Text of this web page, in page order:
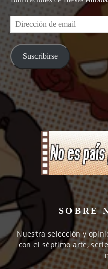
Dirección
de
email
Suscribirse
SOBRE
Nuestra selección y
con el séptimo arte,